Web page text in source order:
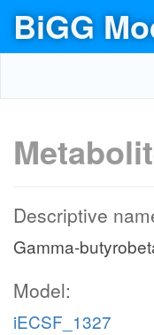
BiGG
Descriptive
Gamma-
Model:
iECSF_1327